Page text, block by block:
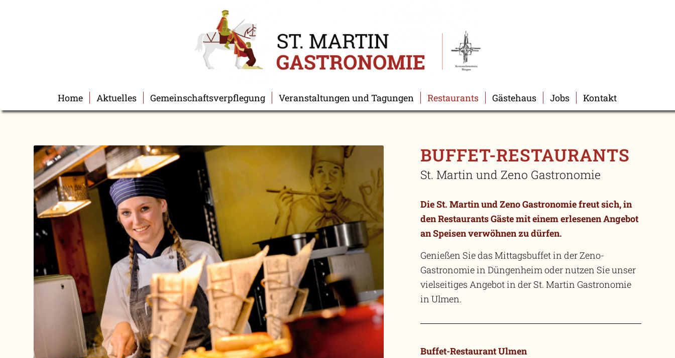
Home Aktuelles Gemeinschaftsverpflegung Veranstaltungen und Tagungen Restaurants Gästehaus Jobs Kontakt
BUFFET-RESTAURANTS
St. Martin und Zeno Gastronomie
Die St. Martin und Zeno Gastronomie freut sich, in
den Restaurants Gäste mit einem erlesenen Angebot
an Speisen verwöhnen zu dürfen.
Genießen Sie das Mittagsbuffet in der Zeno-
Gastronomie in Düngenheim oder nutzen Sie unser
vielseitiges Angebot in der St. Martin Gastronomie
in Ulmen.
Buffet-Restaurant Ulmen